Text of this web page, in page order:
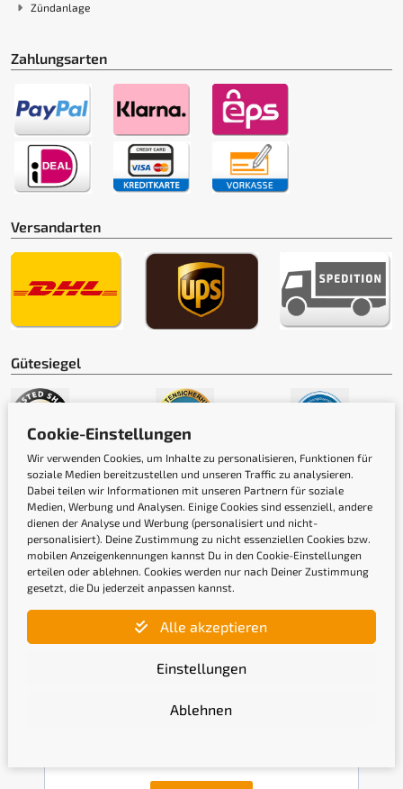
Zündanlage
Zahlungsarten
Versandarten
Gütesiegel
Newsletter
Gib hier Deine E-Mail-Adresse ein, um Dich
Cookie-Einstellungen
Wir verwenden Cookies, um Inhalte zu personalisieren, Funktionen für
soziale Medien bereitzustellen und unseren Traffic zu analysieren.
Dabei teilen wir Informationen mit unseren Partnern für soziale
Medien, Werbung und Analysen. Einige Cookies sind essenziell, andere
dienen der Analyse und Werbung (personalisiert und nicht-
personalisiert). Deine Zustimmung zu nicht essenziellen Cookies bzw.
mobilen Anzeigenkennungen kannst Du in den Cookie-Einstellungen
erteilen oder ablehnen. Cookies werden nur nach Deiner Zustimmung
gesetzt, die Du jederzeit anpassen kannst.
Alle akzeptieren
Einstellungen
Ablehnen